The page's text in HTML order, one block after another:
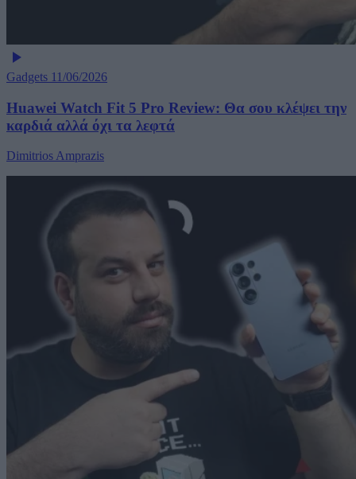
Gadgets 11/06/2026
Huawei Watch Fit 5 Pro Review: Θα σου κλέψει την
καρδιά αλλά όχι τα λεφτά
Dimitrios Amprazis